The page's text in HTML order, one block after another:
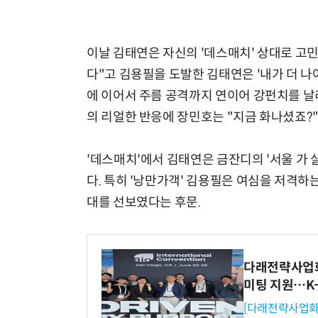
이날 김태연은 자신의 '데스매치' 상대로 고
다"고 김용필을 도발한 김태연은 '내가 더
에 이어서 주름 공격까지 연이어 강펀치를
의 리얼한 반응에 장민호는 "지금 화나셨죠
'데스매치'에서 김태연은 금잔디의 '서울 가
다. 특히 '낭만가객' 김용필은 여심을 저격하
대를 선보였다는 후문.
다래전략사
미팅 지원
[다래전략사업